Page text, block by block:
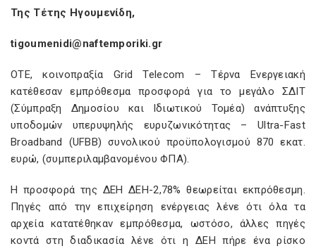
Της Τέτης Ηγουμενίδη,
tigoumenidi@naftemporiki.gr
OTE, κοινοπραξία Grid Telecom – Τέρνα Ενεργειακή
κατέθεσαν εμπρόθεσμα προσφορά για το μεγάλο ΣΔΙΤ
(Σύμπραξη Δημοσίου και Ιδιωτικού Τομέα) ανάπτυξης
υποδομών υπερυψηλής ευρυζωνικότητας – Ultra-Fast
Broadband (UFBB) συνολικού προϋπολογισμού 870 εκατ.
ευρώ, (συμπεριλαμβανομένου ΦΠΑ).
Η προσφορά της ΔΕΗ ΔΕΗ-2,78% θεωρείται εκπρόθεσμη.
Πηγές από την επιχείρηση ενέργειας λένε ότι όλα τα
αρχεία κατατέθηκαν εμπρόθεσμα, ωστόσο, άλλες πηγές
κοντά στη διαδικασία λένε ότι η ΔΕΗ πήρε ένα ρίσκο